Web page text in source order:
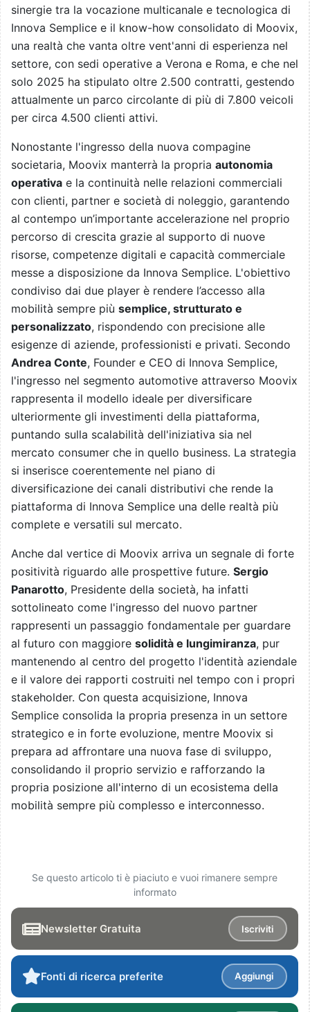
sinergie tra la vocazione multicanale e tecnologica di
Innova Semplice e il know-how consolidato di Moovix,
una realtà che vanta oltre vent'anni di esperienza nel
settore, con sedi operative a Verona e Roma, e che nel
solo 2025 ha stipulato oltre 2.500 contratti, gestendo
attualmente un parco circolante di più di 7.800 veicoli
per circa 4.500 clienti attivi.
Nonostante l'ingresso della nuova compagine
societaria, Moovix manterrà la propria autonomia
operativa e la continuità nelle relazioni commerciali
con clienti, partner e società di noleggio, garantendo
al contempo un’importante accelerazione nel proprio
percorso di crescita grazie al supporto di nuove
risorse, competenze digitali e capacità commerciale
messe a disposizione da Innova Semplice. L'obiettivo
condiviso dai due player è rendere l’accesso alla
mobilità sempre più semplice, strutturato e
personalizzato, rispondendo con precisione alle
esigenze di aziende, professionisti e privati. Secondo
Andrea Conte, Founder e CEO di Innova Semplice,
l'ingresso nel segmento automotive attraverso Moovix
rappresenta il modello ideale per diversificare
ulteriormente gli investimenti della piattaforma,
puntando sulla scalabilità dell'iniziativa sia nel
mercato consumer che in quello business. La strategia
si inserisce coerentemente nel piano di
diversificazione dei canali distributivi che rende la
piattaforma di Innova Semplice una delle realtà più
complete e versatili sul mercato.
Anche dal vertice di Moovix arriva un segnale di forte
positività riguardo alle prospettive future. Sergio
Panarotto, Presidente della società, ha infatti
sottolineato come l'ingresso del nuovo partner
rappresenti un passaggio fondamentale per guardare
al futuro con maggiore solidità e lungimiranza, pur
mantenendo al centro del progetto l'identità aziendale
e il valore dei rapporti costruiti nel tempo con i propri
stakeholder. Con questa acquisizione, Innova
Semplice consolida la propria presenza in un settore
strategico e in forte evoluzione, mentre Moovix si
prepara ad affrontare una nuova fase di sviluppo,
consolidando il proprio servizio e rafforzando la
propria posizione all'interno di un ecosistema della
mobilità sempre più complesso e interconnesso.
Se questo articolo ti è piaciuto e vuoi rimanere sempre
informato
Newsletter Gratuita Iscriviti
Fonti di ricerca preferite Aggiungi